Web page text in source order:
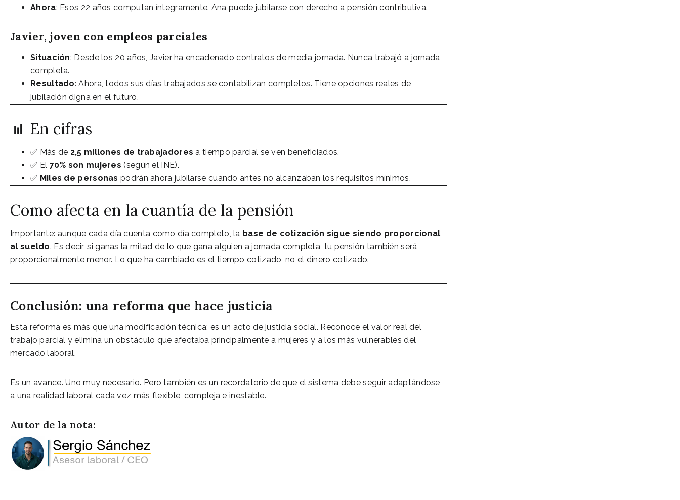
Ahora: Esos 22 años computan íntegramente. Ana puede jubilarse con derecho a pensión contributiva.
Javier, joven con empleos parciales
Situación: Desde los 20 años, Javier ha encadenado contratos de media jornada. Nunca trabajó a jornada
completa.
Resultado: Ahora, todos sus días trabajados se contabilizan completos. Tiene opciones reales de
jubilación digna en el futuro.
📊 En cifras
✅ Más de 2,5 millones de trabajadores a tiempo parcial se ven beneficiados.
✅ El 70% son mujeres (según el INE).
✅ Miles de personas podrán ahora jubilarse cuando antes no alcanzaban los requisitos mínimos.
Como afecta en la cuantía de la pensión
Importante: aunque cada día cuenta como día completo, la base de cotización sigue siendo proporcional
al sueldo. Es decir, si ganas la mitad de lo que gana alguien a jornada completa, tu pensión también será
proporcionalmente menor. Lo que ha cambiado es el tiempo cotizado, no el dinero cotizado.
Conclusión: una reforma que hace justicia
Esta reforma es más que una modificación técnica: es un acto de justicia social. Reconoce el valor real del
trabajo parcial y elimina un obstáculo que afectaba principalmente a mujeres y a los más vulnerables del
mercado laboral.
Es un avance. Uno muy necesario. Pero también es un recordatorio de que el sistema debe seguir adaptándose
a una realidad laboral cada vez más flexible, compleja e inestable.
Autor de la nota: